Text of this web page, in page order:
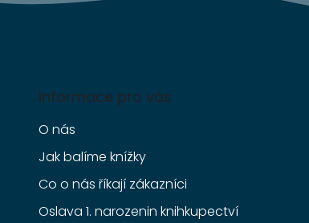
Informace pro vás
O nás
Jak balíme knížky
Co o nás říkají zákazníci
Oslava 1. narozenin knihkupectví